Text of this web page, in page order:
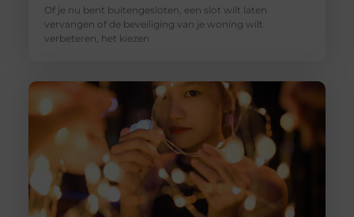
Of je nu bent buitengesloten, een slot wilt laten
vervangen of de beveiliging van je woning wilt
verbeteren, het kiezen